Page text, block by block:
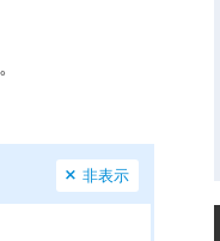
。
非表示